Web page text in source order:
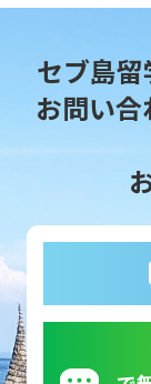
セブ島
お問い